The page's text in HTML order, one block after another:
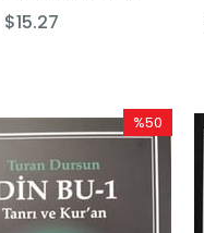
$15.27
%50
İndirim
%50İndirim